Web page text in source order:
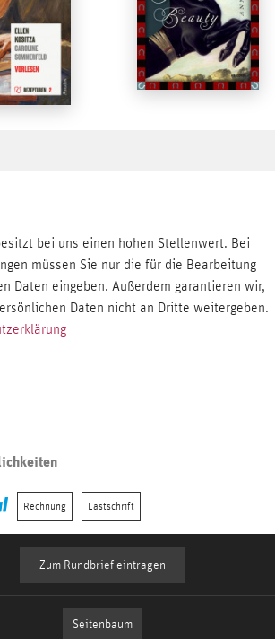
bei uns einen hohen Stellenwert. Bei
müssen Sie nur die für die Bearbeitung
Daten eingeben. Außerdem garantieren wir,
Daten nicht an Dritte weitergeben.
Rechnung Lastschrift
Zum Rundbrief eintragen
Seitenbaum